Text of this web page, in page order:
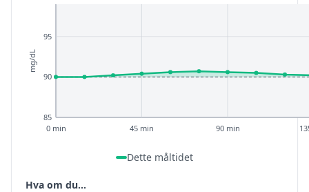
85
90
95
0 min 45 min 90 min
mg/dL
Dette måltidet
Hva om du...